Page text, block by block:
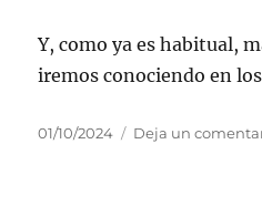
Y, como ya es habitual,
iremos conociendo en
Publicado
01/10/2024 Deja un